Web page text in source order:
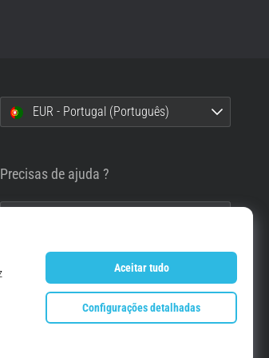
EUR - Portugal (Português)
Precisas de ajuda ?